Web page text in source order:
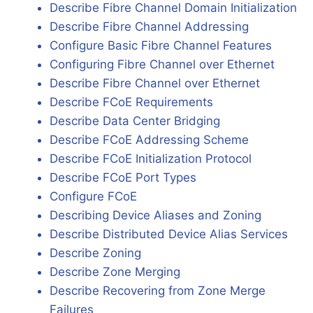
Describe Fibre Channel Domain Initialization
Describe Fibre Channel Addressing
Configure Basic Fibre Channel Features
Configuring Fibre Channel over Ethernet
Describe Fibre Channel over Ethernet
Describe FCoE Requirements
Describe Data Center Bridging
Describe FCoE Addressing Scheme
Describe FCoE Initialization Protocol
Describe FCoE Port Types
Configure FCoE
Describing Device Aliases and Zoning
Describe Distributed Device Alias Services
Describe Zoning
Describe Zone Merging
Describe Recovering from Zone Merge
Failures